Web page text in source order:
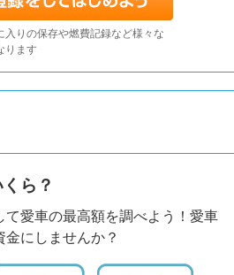
入りの保存や燃費記録など様々な
ります
ら？
て愛車の最高額を調べよう！愛車
にしませんか？